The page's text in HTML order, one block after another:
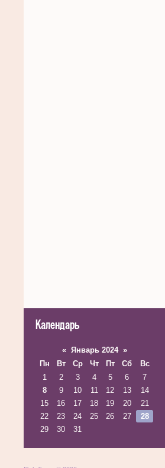
Календарь
« Январь 2024 »
Пн
Вт Ср Чт Пт Сб
Вс
1
2 3 4 5 6
7
8
9 10 11 12 13
14
15
16 17 18 19 20
21
22
23 24 25 26 27
28
29
30 31